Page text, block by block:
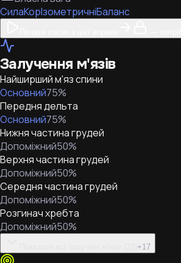
СилаКорІзометричніБаланс
Залучення м'язів
Найширший м'яз спини
Основний75%
Передня дельта
Основний75%
Нижня частина грудей
Допоміжний50%
Верхня частина грудей
Допоміжний50%
Середня частина грудей
Допоміжний50%
Розгинач хребта
Допоміжний50%
+17